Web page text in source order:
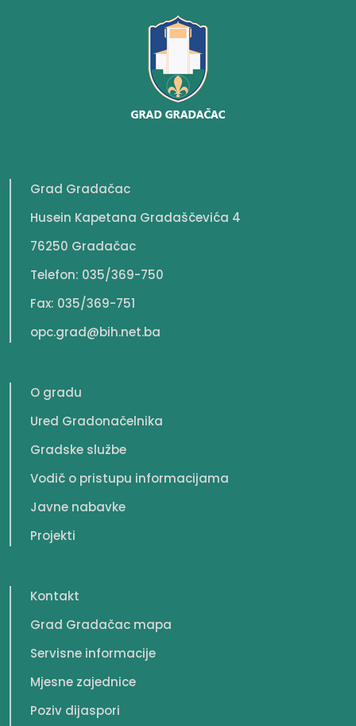
Grad Gradačac
Husein Kapetana Gradaščevića 4
76250 Gradačac
Telefon: 035/369-750
Fax: 035/369-751
opc.grad@bih.net.ba
O gradu
Ured Gradonačelnika
Gradske službe
Vodič o pristupu informacijama
Javne nabavke
Projekti
Kontakt
Grad Gradačac mapa
Servisne informacije
Mjesne zajednice
Poziv dijaspori